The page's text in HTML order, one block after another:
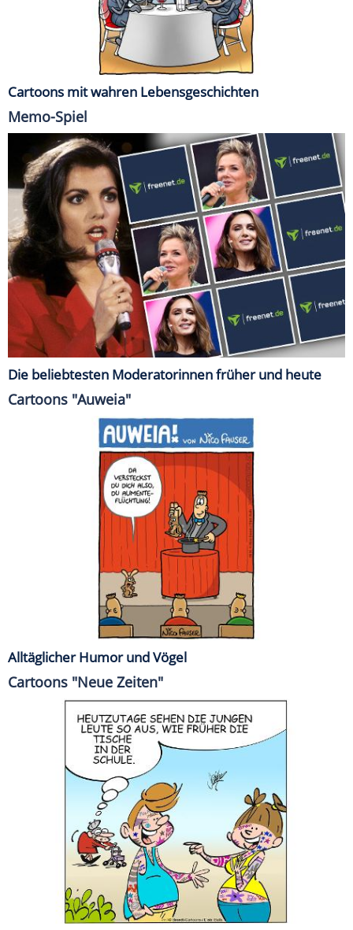
Cartoons mit wahren Lebensgeschichten
Memo-Spiel
Die beliebtesten Moderatorinnen früher und heute
Cartoons "Auweia"
Alltäglicher Humor und Vögel
Cartoons "Neue Zeiten"